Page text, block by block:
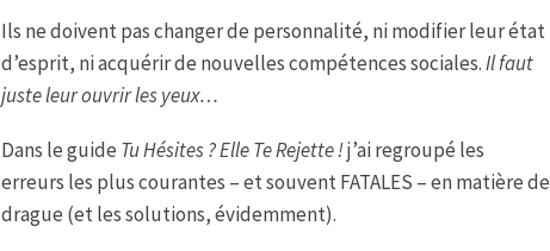
Ils ne doivent pas changer de personnalité, ni modifier leur état
d’esprit, ni acquérir de nouvelles compétences sociales.Il faut
juste leur ouvrir les yeux…
Dans le guide Tu Hésites ? Elle Te Rejette !j’ai regroupé les
erreurs les plus courantes – et souvent FATALES – en matière de
drague (et les solutions, évidemment).